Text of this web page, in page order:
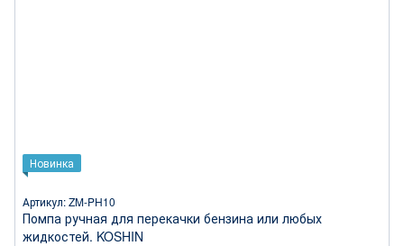
Новинка
Артикул: ZM-PH10
Помпа ручная для перекачки бензина или любых
жидкостей. KOSHIN